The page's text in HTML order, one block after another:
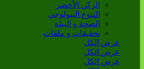
الركن الأخضر
التنوع البيولوجي
الصحة و البيئة
تحقيقات و ملفات
عرض الكل
عرض الكل
عرض الكل